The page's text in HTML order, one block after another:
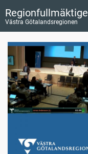
Regionfullmäktige
Västra Götalandsregionen